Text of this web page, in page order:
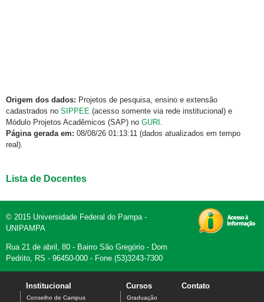
Origem dos dados: Projetos de pesquisa, ensino e extensão
cadastrados no SIPPEE (acesso somente via rede institucional) e
Módulo Projetos Acadêmicos (SAP) no GURI
Página gerada em: 08/08/26 01:13:11 (dados atualizados em tempo
real).
Lista de Docentes
© 2015 Universidade Federal do Pampa -
UNIPAMPA
Rua 21 de abril, 80 - Bairro São Gregório - Dom
Pedrito, RS - 96450-000 - Fone (53)3243-7300
Institucional
Conselho de Campus
Cursos
Graduação
Contato